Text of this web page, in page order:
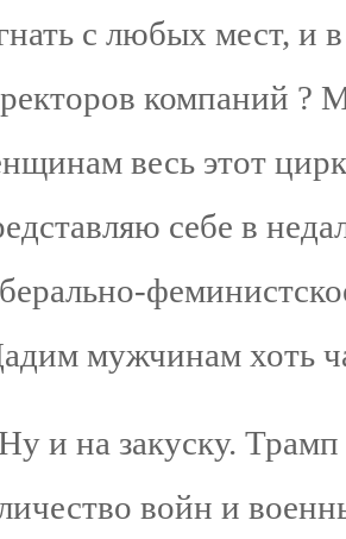
с любых мест, и
компаний ?
весь этот
себе в
мужчинам хоть
и на закуску.
войн и